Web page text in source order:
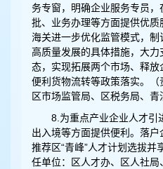
务专窗，明确企业服务专员
批、业务办理等方面提供优
海关进一步优化监管模式，
高质量发展的具体措施，大
态，实现拓展两个市场、释放
便利货物流转等政策落实。（
区市场监管局、区税务局、青
8.为重点产业企业人才引
出入境等方面提供便利。落
推荐区“青峰”人才计划选拔并
任单位：区人才办、区人社